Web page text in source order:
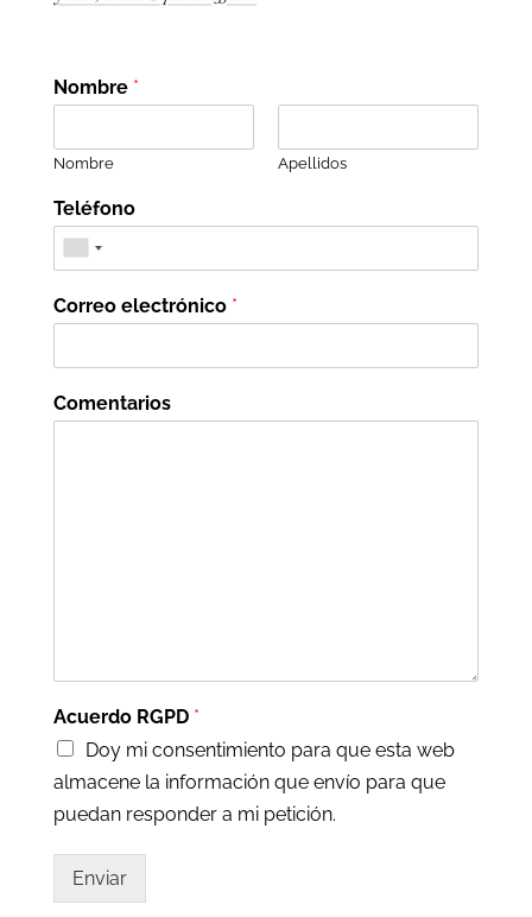
Nombre *
Nombre Apellidos
Teléfono
Correo electrónico *
Comentarios
Acuerdo RGPD *
Doy mi consentimiento para que esta web
almacene la información que envío para que
puedan responder a mi petición.
Enviar